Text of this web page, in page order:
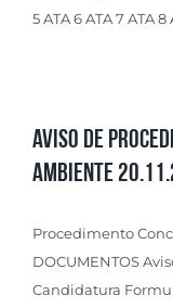
5 ATA 6 ATA 7 ATA 8
Aviso de
Ambiente
Procedimento
DOCUMENTOS
Candidatura